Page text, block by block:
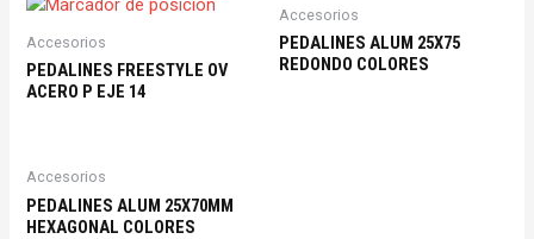
Accesorios
PEDALINES FREESTYLE OV
ACERO P EJE 14
Accesorios
PEDALINES ALUM 25X75
REDONDO COLORES
Accesorios
PEDALINES ALUM 25X70MM
HEXAGONAL COLORES